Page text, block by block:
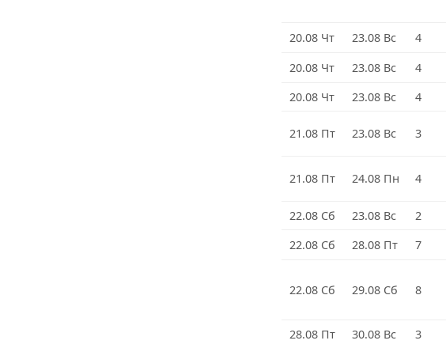
20.08 Чт 23.08 Вс 4
20.08 Чт
23.08 Вс 4
20.08 Чт
23.08 Вс 4
21.08 Пт 23.08 Вс 3
21.08 Пт 24.08 Пн 4
22.08 Сб
23.08 Вс 2
22.08 Сб
28.08 Пт 7
22.08 Сб 29.08 Сб 8
28.08 Пт 30.08 Вс 3